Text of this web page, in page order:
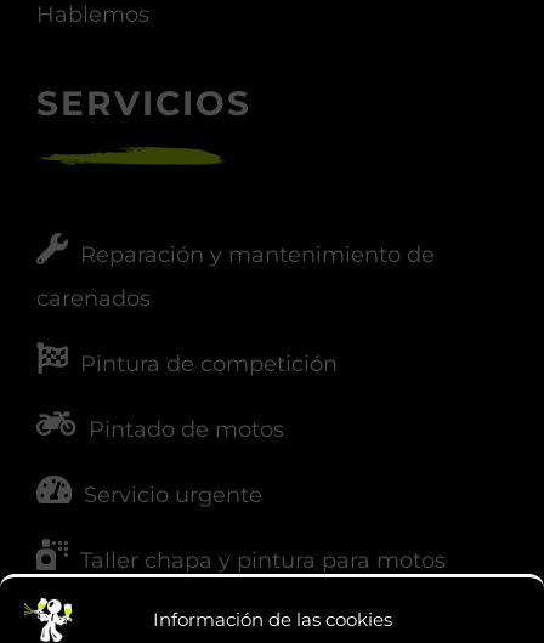
Información de las cookies
Hablemos
SERVICIOS
Reparación y mantenimiento de
carenados
Pintura de competición
Pintado de motos
Servicio urgente
Taller chapa y pintura para motos